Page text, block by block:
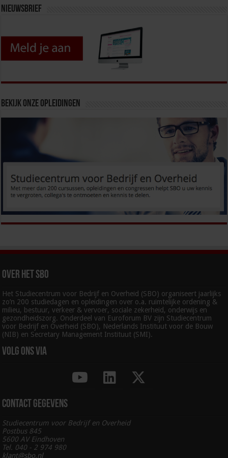
Nieuwsbrief
Bekijk onze opleidingen
Over het SBO
Het Studiecentrum voor Bedrijf en Overheid (SBO) organiseert jaarlijks
zo’n 200 studiedagen en opleidingen over o.a. ruimtelijke ordening &
milieu, bestuur, verkeer & vervoer, sociale zekerheid, onderwijs en
gezondheidszorg. Onderdeel van Euroforum BV zijn Studiecentrum
voor Bedrijf en Overheid (SBO), Nederlands Instituut voor de Bouw
(NIB) en Secretary Management Instituut (SMI).
Volg ons via
Contact gegevens
Studiecentrum voor Bedrijf en Overheid
Postbus 845
5600 AV Eindhoven
Tel. 040 - 2 974 980
klant@sbo.nl